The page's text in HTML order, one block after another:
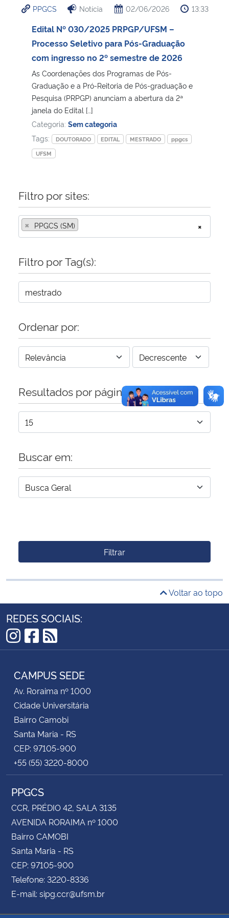
Ministério da Cidadania
Ministério de Minas e Energia
Ministério da Ciência, Tecnologia, Inovações e Comunicações
Ministério do Meio Ambiente
Ministério do Turismo
Controladoria-Geral da União
Ministério da Mulher, da Família e dos Direitos Humanos
Secretaria de Governo
Advocacia-Geral da União
Banco Central do Brasil
Planalto
PPGCS Notícia 02/06/2026 13:33
Edital Nº 030/2025 PRPGP/UFSM –
Processo Seletivo para Pós-Graduação
com ingresso no 2º semestre de 2026
As Coordenações dos Programas de Pós-
Graduação e a Pró-Reitoria de Pós-graduação e
Pesquisa (PRPGP) anunciam a abertura da 2ª
janela do Edital […]
Categoria: Sem categoria
Tags:
DOUTORADO EDITAL MESTRADO
ppgcs
UFSM
Filtro por sites:
×
× PPGCS (SM)
Filtro por Tag(s):
Ordenar por:
Resultados por página:
Buscar em:
Filtrar
Voltar ao topo
REDES SOCIAIS:
Instagram
Facebook
RSS
CAMPUS SEDE
Av. Roraima nº 1000
Cidade Universitária
Bairro Camobi
Santa Maria - RS
CEP: 97105-900
+55 (55) 3220-8000
PPGCS
CCR, PRÉDIO 42, SALA 3135
AVENIDA RORAIMA nº 1000
Bairro CAMOBI
Santa Maria - RS
CEP: 97105-900
Telefone: 3220-8336
E-mail: sipg.ccr@ufsm.br